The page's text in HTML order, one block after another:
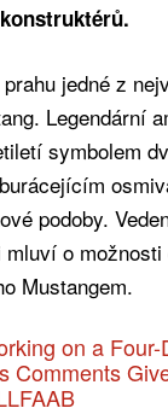
jedné z
Legendární
symbolem
podoby.
o
Mustangem.
on a
Comments